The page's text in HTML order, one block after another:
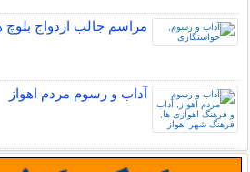
مراسم جالب ازدواج بلوچ
آداب و رسوم مردم اهواز